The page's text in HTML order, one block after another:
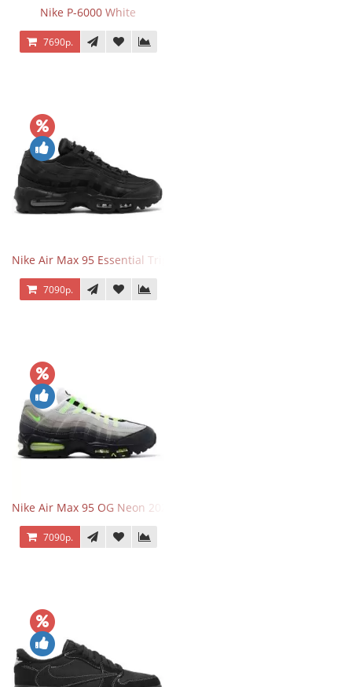
Nike P-6000 White
7690р.
Nike Air Max 95 Essential Triple Black
7090р.
Nike Air Max 95 OG Neon 2025
7090р.